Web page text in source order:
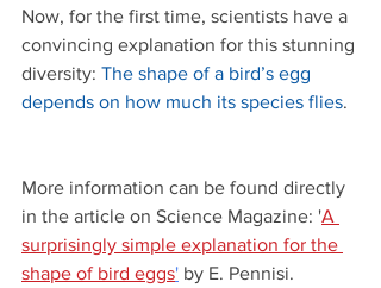
Now, for the first time, scientists have a
convincing explanation for this stunning
diversity: The shape of a bird’s egg
depends on how much its species flies.
More information can be found directly
in the article on Science Magazine: 'A
surprisingly simple explanation for the
shape of bird eggs' by E. Pennisi.